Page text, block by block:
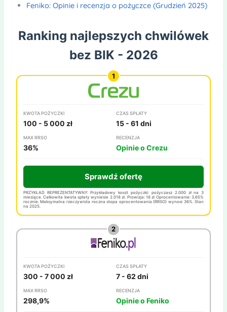
Feniko: Opinie i recenzja o pożyczce (Grudzień 2025)
Ranking najlepszych chwilówek
bez BIK - 2026
KWOTA POŻYCZKI
100 - 5 000 zł
CZAS SPŁATY
15 - 61 dni
MAX RRSO
36%
RECENZJA
Opinie o Crezu
Sprawdź ofertę
PRZYKŁAD REPREZENTATYWNY: Przykładowy koszt pożyczki: pożyczasz 2.000 zł na 3
miesiące. Całkowita kwota spłaty wyniesie 2.018 zł. Prowizja: 18 zł Oprocentowanie: 3,65%
rocznie. Maksymalna rzeczywista roczna stopa oprocentowania (RRSO) wynosi 36%. Stan
na 2025.
KWOTA POŻYCZKI
300 - 7 000 zł
CZAS SPŁATY
7 - 62 dni
MAX RRSO
298,9%
RECENZJA
Opinie o Feniko